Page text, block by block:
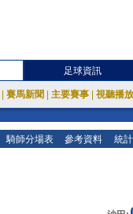
足球資訊
賽馬新聞 主要賽事 視聽播
騎師分場表 參考資料 統